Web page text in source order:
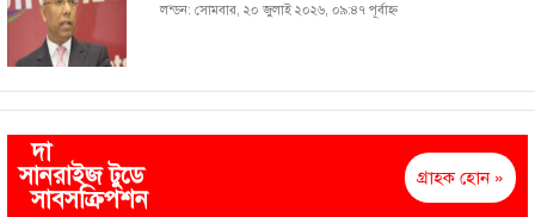
লন্ডন: সোমবার, ২০ জুলাই ২০২৬, ০৯:৪৭ পূর্বাহ্ণ
দা
সানরাইজ টুডে
সাবসক্রিপশন
গ্রাহক হোন »